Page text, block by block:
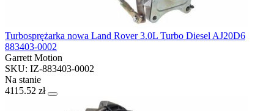
Turbosprężarka nowa Land Rover 3.0L Turbo Diesel AJ20D6
883403-0002
Garrett Motion
SKU: IZ-883403-0002
Na stanie
4115.52 zł